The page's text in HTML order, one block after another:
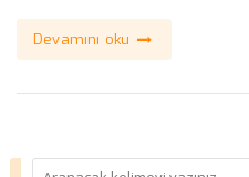
Devamını oku